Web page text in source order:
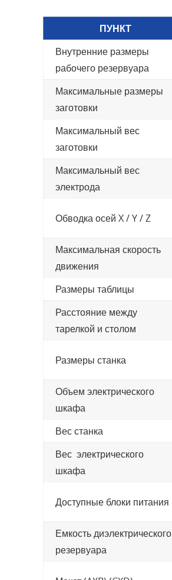
ПУНКТ
Внутренние размеры
рабочего резервуара
Максимальные размеры
заготовки
Максимальный вес
заготовки
Максимальный вес
электрода
Обводка осей X / Y / Z
Максимальная скорость
движения
Размеры таблицы
Расстояние между
тарелкой и столом
Размеры станка
Объем электрического
шкафа
Вес станка
Вес электрического
шкафа
Доступные блоки питания
Емкость диэлектрического
резервуара